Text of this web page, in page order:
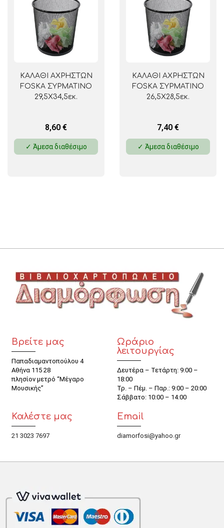
ΚΑΛΑΘΙ ΑΧΡΗΣΤΩΝ
FOSKA ΣΥΡΜΑΤΙΝΟ
29,5Χ34,5εκ.
8,60 €
✓ Άμεσα διαθέσιμο
ΚΑΛΑΘΙ ΑΧΡΗΣΤΩΝ
FOSKA ΣΥΡΜΑΤΙΝΟ
26,5Χ28,5εκ.
7,40 €
✓ Άμεσα διαθέσιμο
Βρείτε μας
Παπαδιαμαντοπούλου 4
Αθήνα 115 28
πλησίον μετρό “Μέγαρο
Μουσικής”
Ωράριο
λειτουργίας
Δευτέρα – Τετάρτη: 9:00 –
18:00
Τρ. – Πέμ. – Παρ.: 9:00 – 20:00
Σάββατο: 10:00 – 14:00
Καλέστε μας
21 3023 7697
Email
diamorfosi@yahoo.gr